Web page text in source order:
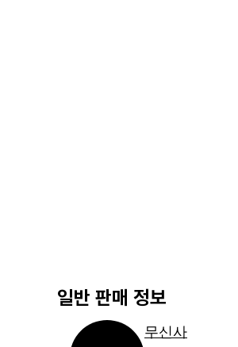
일반 판매 정보
무신사